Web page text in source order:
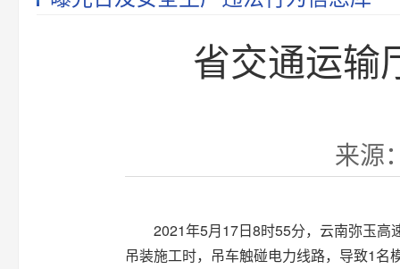
省交通运输
来源
2021年5月17日8时55分，云南弥玉高
吊装施工时，吊车触碰电力线路，导致1名